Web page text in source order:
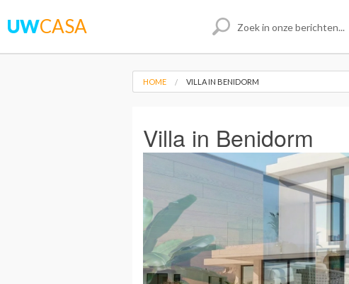
UWCASA
HOME VILLA IN BENIDORM
Villa in Benidorm